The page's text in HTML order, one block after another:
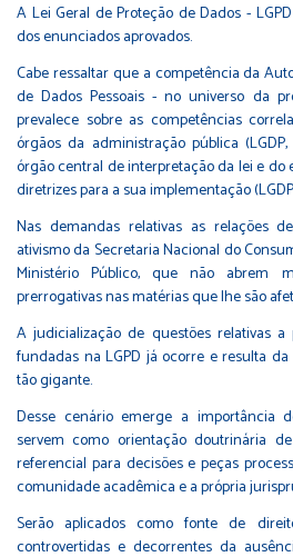
A Lei Geral de Proteção de Dados -
dos enunciados aprovados.
Cabe ressaltar que a competência da
de Dados Pessoais - no universo da
prevalece sobre as competências
órgãos da administração pública
órgão central de interpretação da lei e do
diretrizes para a sua implementação
Nas demandas relativas as relações
ativismo da Secretaria Nacional do
Ministério Público, que não abrem
prerrogativas nas matérias que lhe são
A judicialização de questões relativas
fundadas na LGPD já ocorre e resulta
tão gigante.
Desse cenário emerge a importância
servem como orientação doutrinária
referencial para decisões e peças
comunidade acadêmica e a própria
Serão aplicados como fonte de
controvertidas e decorrentes da